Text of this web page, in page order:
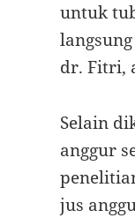
untuk
dr. Fitri,
Selain
anggur
jus